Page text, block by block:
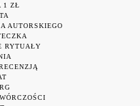
1 ZŁ
AUTORSKIEGO
RYTUAŁY